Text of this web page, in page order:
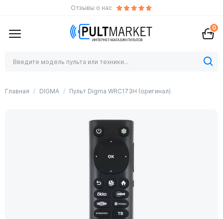
Отзывы о нас
0
Главная DIGMA Пульт Digma WRC173H (оригинал)